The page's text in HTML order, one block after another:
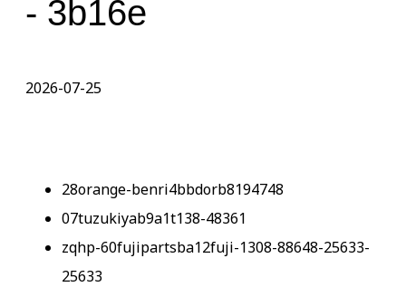
- 3b16e
2026-07-25
28orange-benri4bbdorb8194748
07tuzukiyab9a1t138-48361
zqhp-60fujipartsba12fuji-1308-88648-25633-
25633